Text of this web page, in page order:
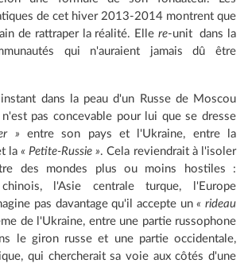
de cet hiver 2013-2014 montrent que
de rattraper la réalité. Elle re-unit dans la
qui n'auraient jamais dû être
dans la peau d'un Russe de Moscou
pas concevable pour lui que se dresse
» entre son pays et l'Ukraine, entre la
la « Petite-Russie ». Cela reviendrait à l'isoler
des mondes plus ou moins hostiles :
chinois, l'Asie centrale turque, l'Europe
pas davantage qu'il accepte un« rideau
de l'Ukraine, entre une partie russophone
le giron russe et une partie occidentale,
qui chercherait sa voie aux côtés d'une